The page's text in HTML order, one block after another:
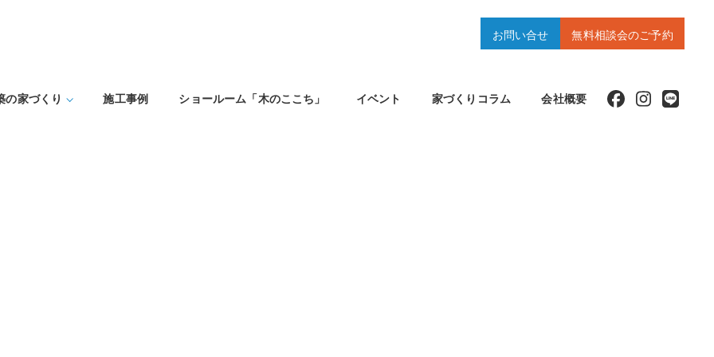
お問い合せ 無料相談会のご予約
の家づくり 施工事例 ショールーム「木のここち」 イベント 家づくりコラム 会社概要